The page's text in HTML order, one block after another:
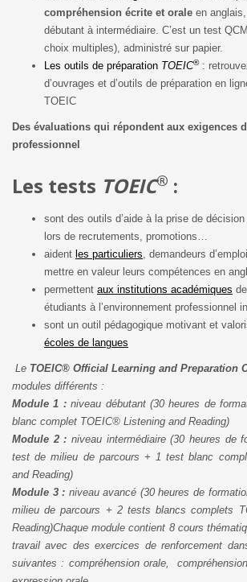
compréhension écrite et orale en
débutant à intermédiaire. C’est un test
choix multiples), administré sur papier.
Les outils de préparation TOEIC®:
d’ouvrages et d’outils de préparation en
TOEIC
Des évaluations qui répondent aux exigences
professionnel
Les tests TOEIC® :
sont des outils d’aide à la prise de décision
lors de recrutements, promotions…
aident les particuliers, demandeurs
mettre en valeur leurs compétences en
permettent aux institutions académiques
étudiants à l’environnement professionnel
sont un outil pédagogique motivant et
écoles de langues
Le TOEIC® Official Learning and Preparation
modules différents :
Module 1 :niveau débutant (30 heures de
blanc complet TOEIC® Listening and Reading)
Module 2 : niveau intermédiaire (30 heures de
test de milieu de parcours + 1 test blanc
and Reading)
Module 3 : niveau avancé (30 heures de
milieu de parcours + 2 tests blancs complets
Reading)Chaque module contient 8 cours
travail avec des exercices de renforcement
suivantes : compréhension orale,